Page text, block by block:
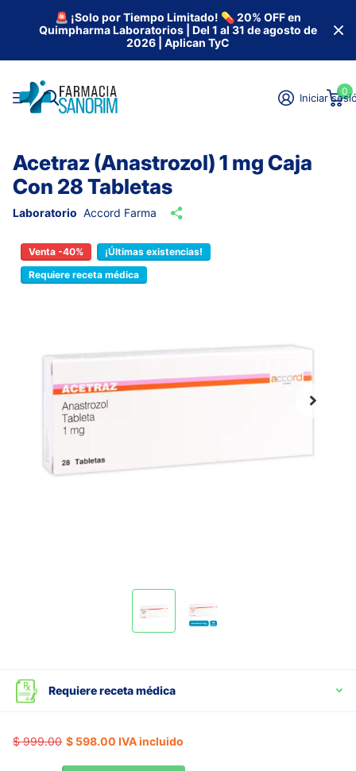
🚨 ¡Solo por Tiempo Limitado! 💊 20% OFF en
Quimpharma Laboratorios | Del 1 al 31 de agosto de
2026 | Aplican TyC
Iniciar
0
Acetraz (Anastrozol) 1 mg Caja
Con 28 Tabletas
Laboratorio Accord Farma
Venta -40%
¡Últimas existencias!
Requiere receta médica
Requiere receta médica
$ 999.00 $ 598.00 IVA incluido